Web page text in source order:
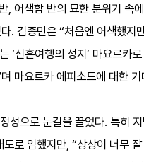
, 어색함 반의 묘한 분위기 속
. 김종민은 “처음엔 어색했지
‘신혼여행의 성지’ 마요르카
마요르카 에피소드에 대한
성으로 눈길을 끌었다. 특히
로 임했지만, “상상이 너무